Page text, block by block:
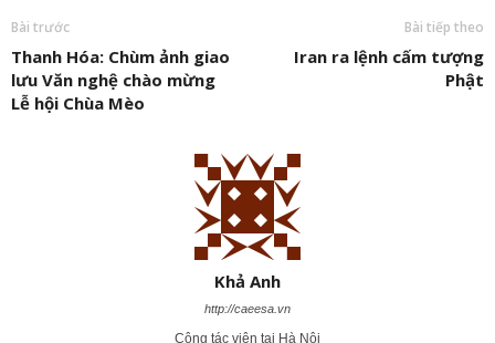
Bài trước
Thanh Hóa: Chùm ảnh giao
lưu Văn nghệ chào mừng
Lễ hội Chùa Mèo
Bài tiếp theo
Iran ra lệnh cấm tượng
Phật
Khả Anh
http://caeesa.vn
Cộng tác viên tại Hà Nội